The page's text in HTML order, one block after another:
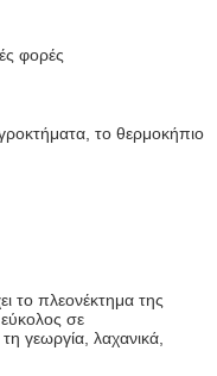
φορές
το θερμοκήπιο
το πλεονέκτημα της
εύκολος σε
γεωργία, λαχανικά,